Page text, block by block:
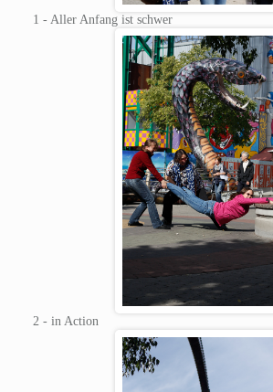
1 - Aller Anfang ist schwer
2 - in Action